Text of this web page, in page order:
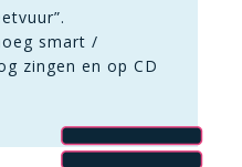
smart /
zingen en op CD